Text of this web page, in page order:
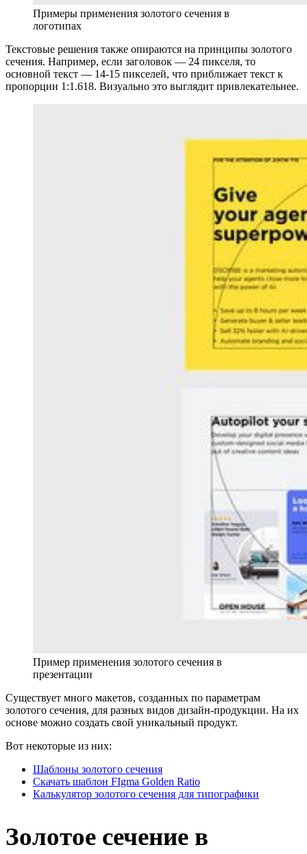
Примеры применения золотого сечения в
логотипах
Текстовые решения также опираются на принципы золотого
сечения. Например, если заголовок — 24 пикселя, то
основной текст — 14-15 пикселей, что приближает текст к
пропорции 1:1.618. Визуально это выглядит привлекательнее.
Пример применения золотого сечения в
презентации
Существует много макетов, созданных по параметрам
золотого сечения, для разных видов дизайн-продукции. На их
основе можно создать свой уникальный продукт.
Вот некоторые из них:
Шаблоны золотого сечения
Скачать шаблон FIgma Golden Ratio
Калькулятор золотого сечения для типографики
Золотое сечение в